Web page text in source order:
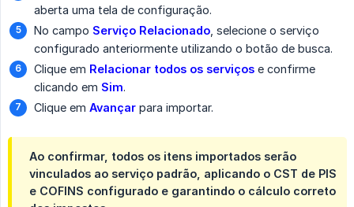
aberta uma tela de configuração.
No campo Serviço Relacionado , selecione o serviço
configurado anteriormente utilizando o botão de busca.
Clique em Relacionar todos os serviços e confirme
clicando em Sim.
Clique em Avançar para importar.
Ao confirmar, todos os itens importados serão
vinculados ao serviço padrão, aplicando o CST de PIS
e COFINS configurado e garantindo o cálculo correto